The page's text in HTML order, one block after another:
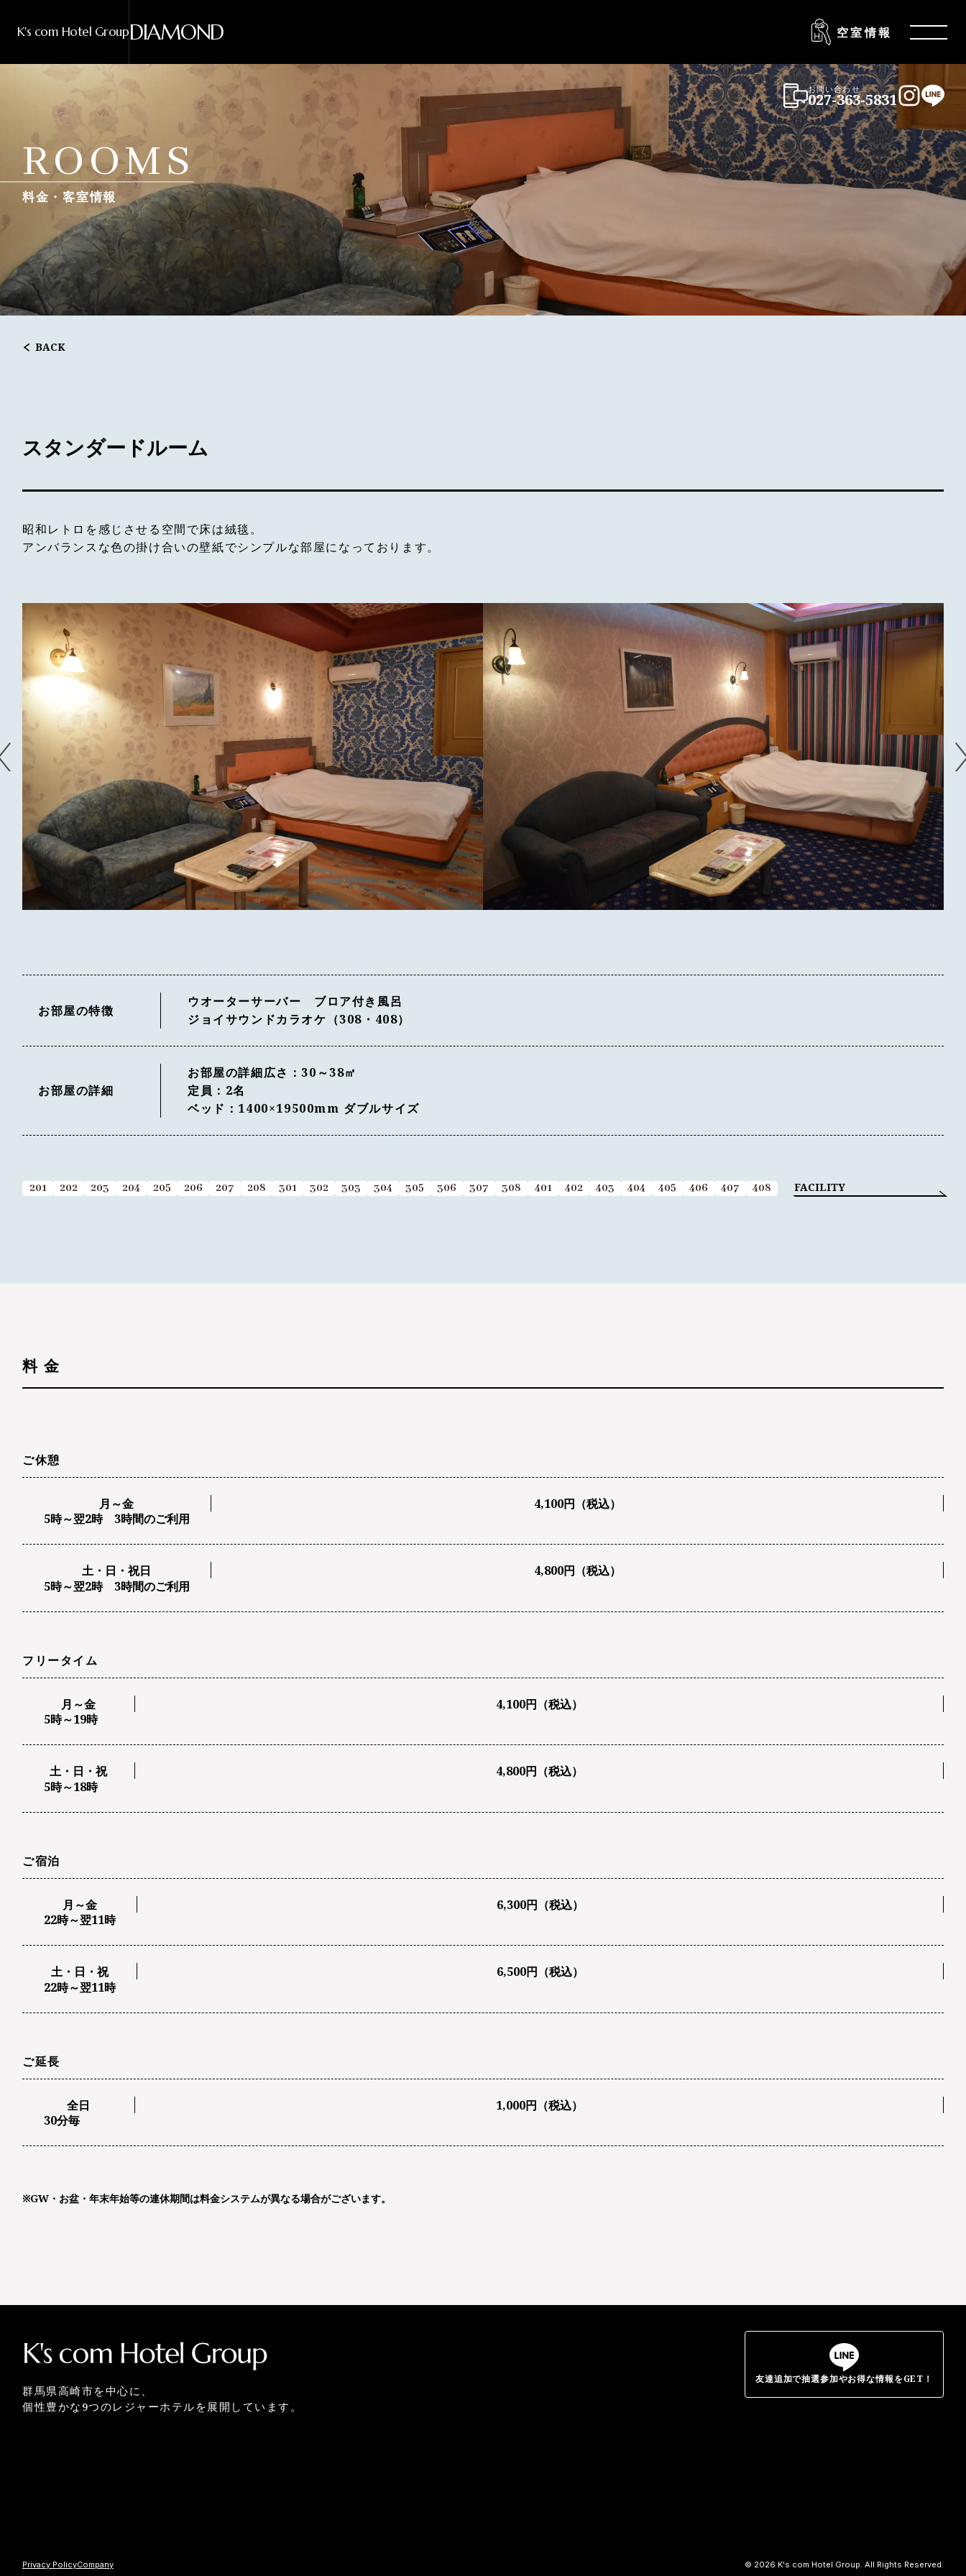
K's com Hotel GroupDIAMOND 空室情報 Menu
お問い合わせ
027-363-5831 Instagram
LINE
ROOMS
料金・客室情報
BACK
スタンダードルーム
昭和レトロを感じさせる空間で床は絨毯。
アンバランスな色の掛け合いの壁紙でシンプルな部屋になっております。
お部屋の特徴
ウオーターサーバー ブロア付き風呂
ジョイサウンドカラオケ（308・408）
お部屋の詳細
お部屋の詳細広さ：30～38㎡
定員：2名
ベッド：1400×19500mm ダブルサイズ
201 202 203 204 205 206 207 208 301 302 303 304 305 306 307 308 401 402 403 404 405 406 407 408 FACILITY
料 金
ご休憩
月～金
4,100円（税込）
5時～翌2時 3時間のご利用
土・日・祝日
4,800円（税込）
5時～翌2時 3時間のご利用
フリータイム
月～金
4,100円（税込）
5時～19時
土・日・祝
4,800円（税込）
5時～18時
ご宿泊
月～金
6,300円（税込）
22時～翌11時
土・日・祝
6,500円（税込）
22時～翌11時
ご延長
全日
1,000円（税込）
30分毎
※GW・お盆・年末年始等の連休期間は料金システムが異なる場合がございます。
群馬県高崎市を中心に、
個性豊かな9つのレジャーホテルを展開しています。
友達追加で抽選参加やお得な情報をGET！
Privacy PolicyCompany © 2026 K's com Hotel Group. All Rights Reserved.